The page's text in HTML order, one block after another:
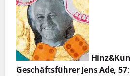
Geschäftsführer Jens Ade, 57